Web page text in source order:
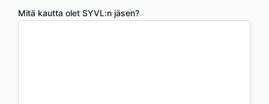
Mitä kautta olet SYVL:n jäsen?